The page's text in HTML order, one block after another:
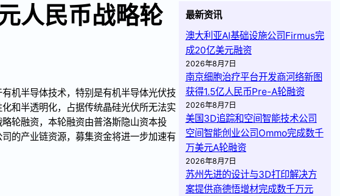
人民币战略轮
机半导体技术，特别是有机半导体光伏技
和半透明化，占据传统晶硅光伏所无法实
轮融资，本轮融资由普洛斯隐山资本投
的产业链资源，募集资金将进一步加速有
最新资讯
澳大利亚AI基础设施公司Firmus完
成20亿美元融资
2026年8月7日
南京细胞治疗平台开发商河络新图
获得1.5亿人民币Pre-A轮融资
2026年8月7日
美国3D追踪和空间智能技术公司
空间智能创业公司Ommo完成数千
万美元A轮融资
2026年8月7日
苏州先进的设计与3D打印解决方
案提供商德悟增材完成数千万元